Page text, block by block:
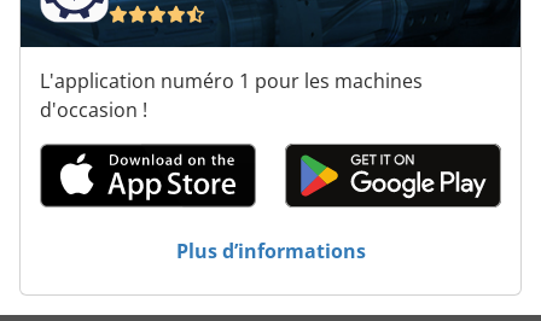
Rondelle De Conteneur
Véhicule De Travail
L'application numéro 1 pour les machines
d'occasion !
Plus d’informations